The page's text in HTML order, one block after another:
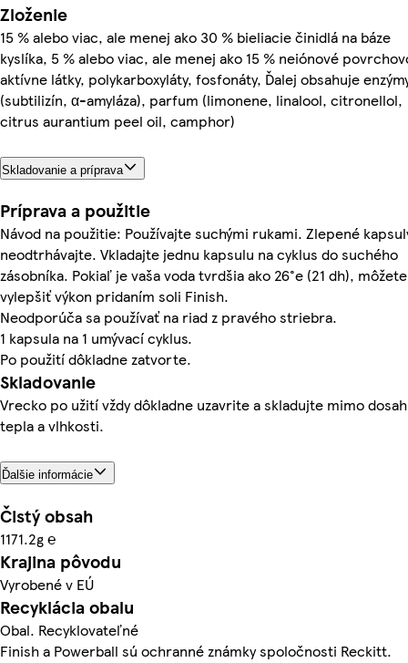
Zloženie
15 % alebo viac, ale menej ako 30 % bieliacie činidlá na báze
kyslíka, 5 % alebo viac, ale menej ako 15 % neiónové
aktívne látky, polykarboxyláty, fosfonáty, Ďalej obsahuje
(subtilizín, α-amyláza), parfum (limonene, linalool, citronellol,
citrus aurantium peel oil, camphor)
Skladovanie a príprava
Príprava a použitie
Návod na použitie: Používajte suchými rukami. Zlepené
neodtrhávajte. Vkladajte jednu kapsulu na cyklus do suchého
zásobníka. Pokiaľ je vaša voda tvrdšia ako 26°e (21 dh), môžete
vylepšiť výkon pridaním soli Finish.
Neodporúča sa používať na riad z pravého striebra.
1 kapsula na 1 umývací cyklus.
Po použití dôkladne zatvorte.
Skladovanie
Vrecko po užití vždy dôkladne uzavrite a skladujte mimo
tepla a vlhkosti.
Ďalšie informácie
Čistý obsah
1171.2g ℮
Krajina pôvodu
Vyrobené v EÚ
Recyklácia obalu
Obal. Recyklovateľné
Finish a Powerball sú ochranné známky spoločnosti Reckitt.